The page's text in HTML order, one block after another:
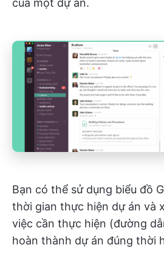
của một dự án.
Bạn có thể sử dụng biểu đồ
thời gian thực hiện dự án và
việc cần thực hiện (đường
hoàn thành dự án đúng thời